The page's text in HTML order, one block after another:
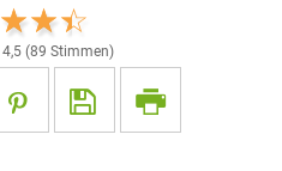
4,5(89 Stimmen)